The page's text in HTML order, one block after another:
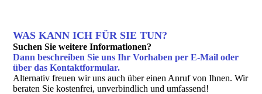
WAS KANN ICH FÜR SIE TUN?
Suchen Sie weitere Informationen?
Dann beschreiben Sie uns Ihr Vorhaben per E-Mail oder
über das Kontakt­formular.
Alternativ freuen wir uns auch über einen Anruf von Ihnen. Wir
beraten Sie kostenfrei, unverbindlich und umfassend!